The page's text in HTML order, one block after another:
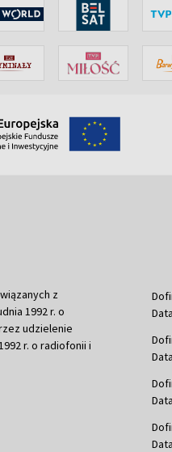
z
1992 r. o
udzielenie
r. o radiofonii i